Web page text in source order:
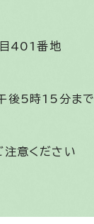
401番地
後5時15分まで
注意ください